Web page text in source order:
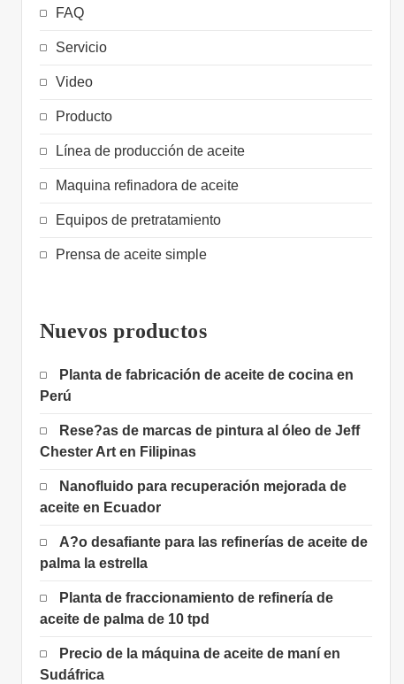
FAQ
Servicio
Video
Producto
Línea de producción de aceite
Maquina refinadora de aceite
Equipos de pretratamiento
Prensa de aceite simple
Nuevos productos
Planta de fabricación de aceite de cocina en
Perú
Rese?as de marcas de pintura al óleo de Jeff
Chester Art en Filipinas
Nanofluido para recuperación mejorada de
aceite en Ecuador
A?o desafiante para las refinerías de aceite de
palma la estrella
Planta de fraccionamiento de refinería de
aceite de palma de 10 tpd
Precio de la máquina de aceite de maní en
Sudáfrica